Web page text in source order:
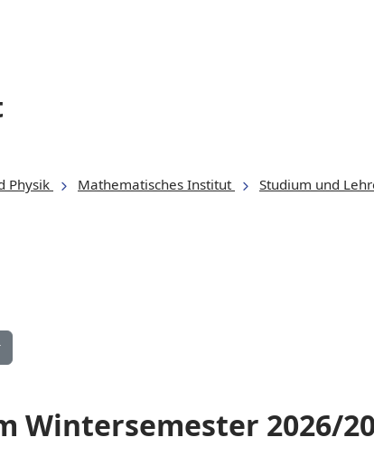
Physik Mathematisches Institut Studium und
Wintersemester 2026/